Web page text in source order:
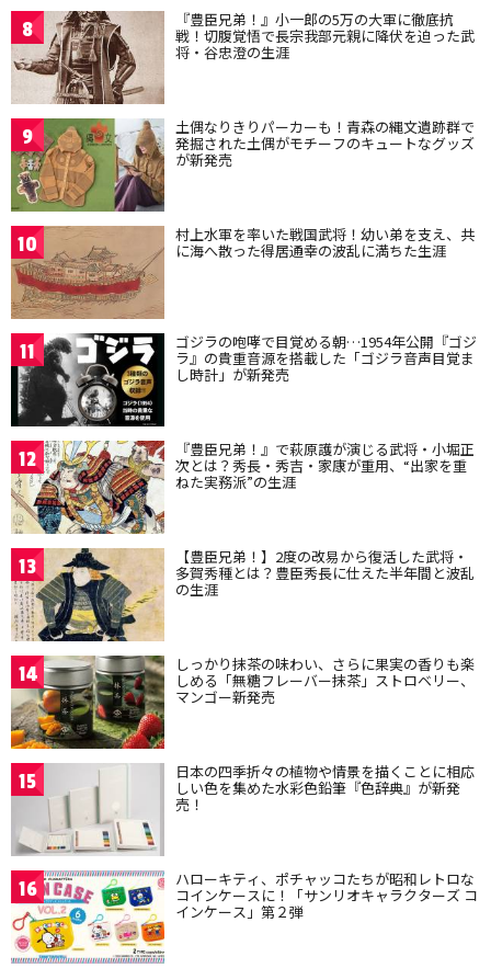
8 『豊臣兄弟！』小一郎の5万の大軍に徹底抗
戦！切腹覚悟で長宗我部元親に降伏を迫った武
将・谷忠澄の生涯
9 土偶なりきりパーカーも！青森の縄文遺跡群で
発掘された土偶がモチーフのキュートなグッズ
が新発売
10 村上水軍を率いた戦国武将！幼い弟を支え、共
に海へ散った得居通幸の波乱に満ちた生涯
11 ゴジラの咆哮で目覚める朝…1954年公開『ゴジ
ラ』の貴重音源を搭載した「ゴジラ音声目覚ま
し時計」が新発売
12 『豊臣兄弟！』で萩原護が演じる武将・小堀正
次とは？秀長・秀吉・家康が重用、“出家を重
ねた実務派”の生涯
13 【豊臣兄弟！】2度の改易から復活した武将・
多賀秀種とは？豊臣秀長に仕えた半年間と波乱
の生涯
14 しっかり抹茶の味わい、さらに果実の香りも楽
しめる「無糖フレーバー抹茶」ストロベリー、
マンゴー新発売
15 日本の四季折々の植物や情景を描くことに相応
しい色を集めた水彩色鉛筆『色辞典』が新発
売！
16 ハローキティ、ポチャッコたちが昭和レトロな
コインケースに！「サンリオキャラクターズ コ
インケース」第２弾